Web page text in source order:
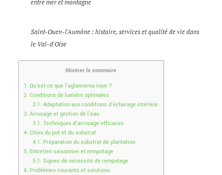
entre mer et montagne
Saint-Ouen-l'Aumône : histoire, services et qualité de vie dans
le Val-d'Oise
Montrer le sommaire
1. Qu’est-ce que l’aglaonema rose ?
2. Conditions de lumière optimales
2.1. Adaptation aux conditions d’éclairage intérieur
3. Arrosage et gestion de l’eau
3.1. Techniques d’arrosage efficaces
4. Choix du pot et du substrat
4.1. Préparation du substrat de plantation
5. Entretien saisonnier et rempotage
5.1. Signes de nécessité de rempotage
6. Problèmes courants et solutions